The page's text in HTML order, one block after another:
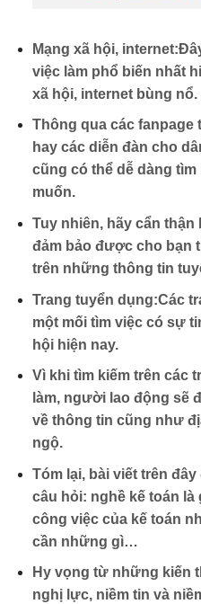
Mạng xã hội, internet:
việc làm phổ biến nhất
xã hội, internet bùng nổ.
Thông qua các fanpage
hay các diễn đàn cho
cũng có thể dễ dàng
muốn.
Tuy nhiên, hãy cẩn
đảm bảo được cho bạn
trên những thông tin
Trang tuyển dụng:Các
một mối tìm việc có sự
hội hiện nay.
Vì khi tìm kiếm trên các
làm, người lao động sẽ
về thông tin cũng như
ngộ.
Tóm lại, bài viết trên
câu hỏi: nghề kế toán là
công việc của kế toán
cần những gì…
Hy vọng từ những kiến
nghị lực, niềm tin và